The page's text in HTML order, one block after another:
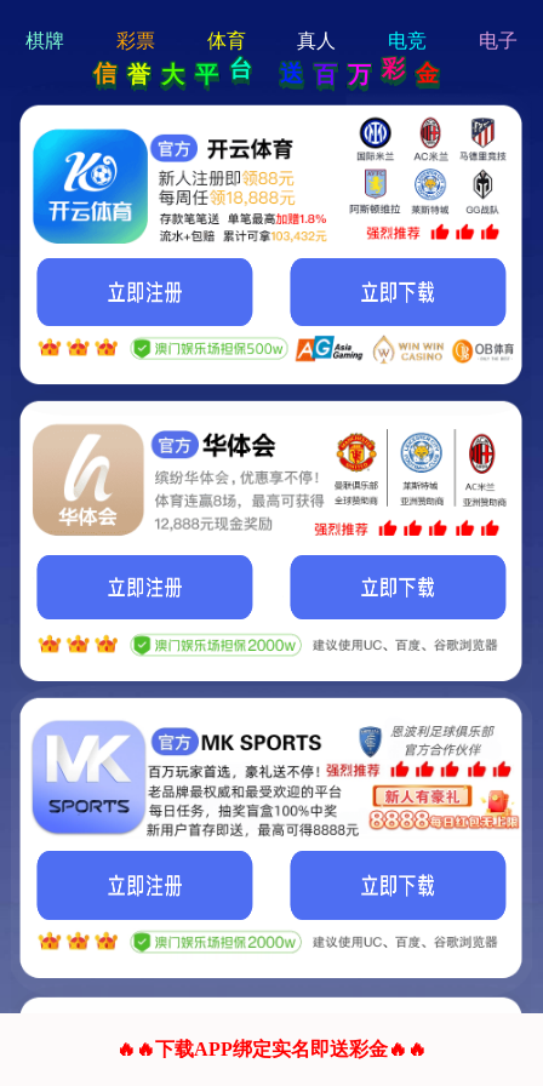
hi 💗
Hey Guys!
我们即将上线啦...
我们的网站正在建设.
它将是非常棒的网站.
联系我们!